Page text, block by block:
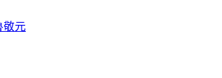
敬元